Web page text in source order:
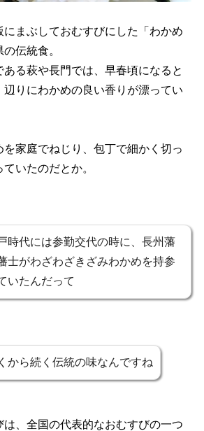
まぶしておむすびにした「わかめ
伝統食。
る萩や長門では、早春頃になると
辺りにわかめの良い香りが漂ってい
家庭でねじり、包丁で細かく切っ
いたのだとか。
時代には参勤交代の時に、長州藩
士がわざわざきざみわかめを持参
いたんだって
から続く伝統の味なんですね
、全国の代表的なおむすびの一つ